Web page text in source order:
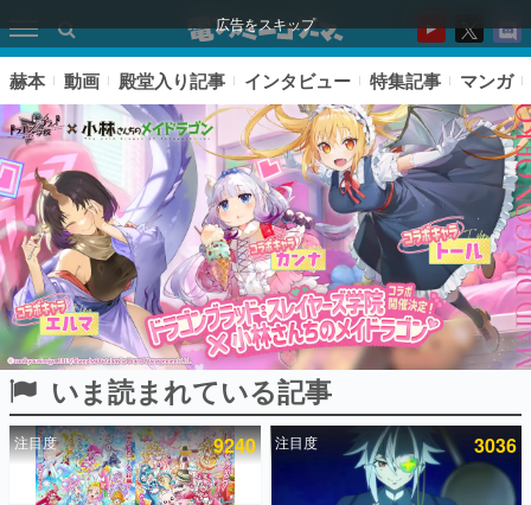
広告をスキップ
ピックアップ
電ファミのいま読まれている記事ランキング
赫本 動画 殿堂入り記事 インタビュー 特集記事 マンガ
いま読まれている記事
注目度 9240 注目度 3036